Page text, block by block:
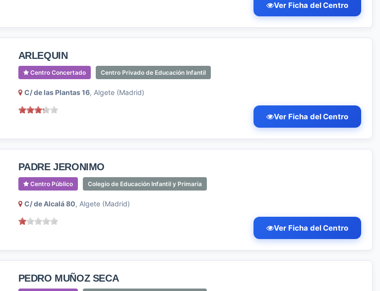
Ver Ficha del Centro
ARLEQUIN
Centro Concertado Centro Privado de Educación Infantil
C/ de las Plantas 16, Algete (Madrid)
Ver Ficha del Centro
PADRE JERONIMO
Centro Público Colegio de Educación Infantil y Primaria
C/ de Alcalá 80, Algete (Madrid)
Ver Ficha del Centro
PEDRO MUÑOZ SECA